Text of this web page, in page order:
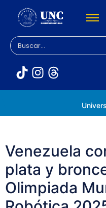
Venezuela
plata y
Olimpiada